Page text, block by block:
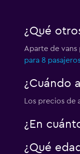
¿Qué
Aparte de vans
para 8
¿Cuándo
Los precios de
¿En
¿Qué